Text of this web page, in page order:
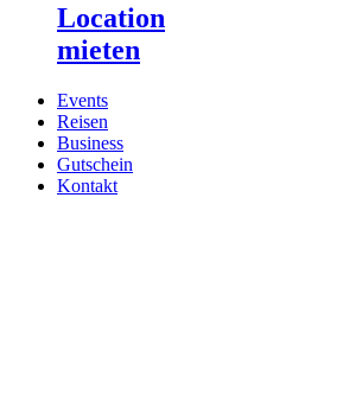
Location
mieten
Events
Reisen
Business
Gutschein
Kontakt